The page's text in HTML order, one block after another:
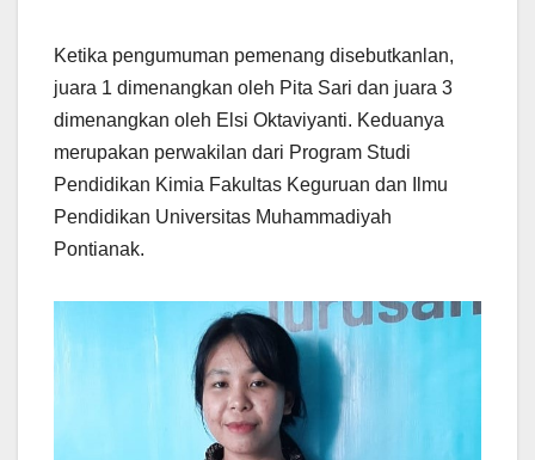
Ketika pengumuman pemenang disebutkanlan,
juara 1 dimenangkan oleh Pita Sari dan juara 3
dimenangkan oleh Elsi Oktaviyanti. Keduanya
merupakan perwakilan dari Program Studi
Pendidikan Kimia Fakultas Keguruan dan Ilmu
Pendidikan Universitas Muhammadiyah
Pontianak.